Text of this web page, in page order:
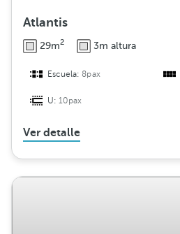
Atlantis
29m2 3m altura
Escuela:8pax
U:10pax
Ver detalle